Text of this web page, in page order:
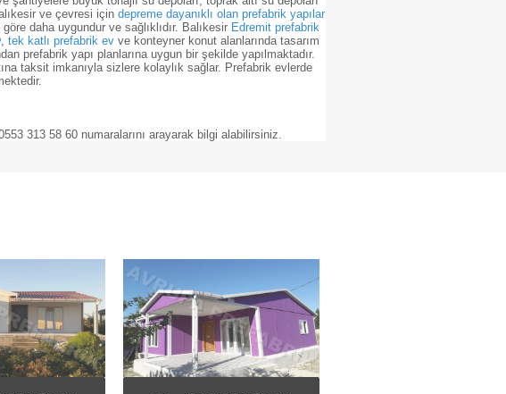
ve çevresi için depreme dayanıklı olan prefabrik yapılar
daha uygundur ve sağlıklıdır. Balıkesir Edremit prefabrik
, tek katlı prefabrik evve konteyner konut alanlarında tasarım
prefabrik yapı planlarına uygun bir şekilde yapılmaktadır.
taksit imkanıyla sizlere kolaylık sağlar. Prefabrik evlerde
313 58 60 numaralarını arayarak bilgi alabilirsiniz.